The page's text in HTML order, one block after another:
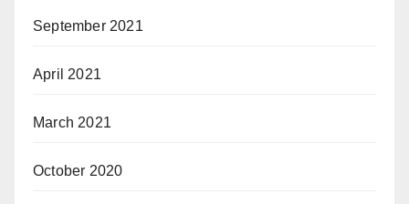
September 2021
April 2021
March 2021
October 2020